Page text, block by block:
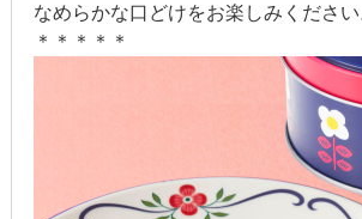
2013年9
2013年8
2013年7月
2013年6月
なめらかな口どけをお楽しみください
＊＊＊＊＊